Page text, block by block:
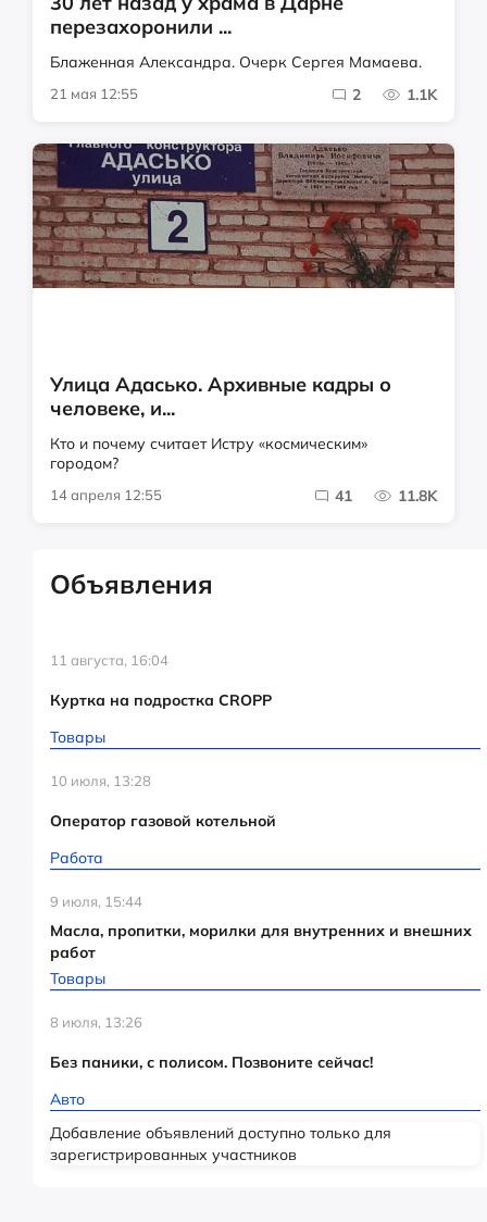
перезахоронили ...
Блаженная Александра. Очерк Сергея Мамаева.
21 мая 12:55 2 1.1K
Улица Адасько. Архивные кадры о
человеке, и...
Кто и почему считает Истру «космическим»
городом?
14 апреля 12:55 41 11.8K
Объявления
11 августа, 16:04
Куртка на подростка CROPP
Товары
10 июля, 13:28
Оператор газовой котельной
Работа
9 июля, 15:44
Масла, пропитки, морилки для внутренних и внешних
работ
Товары
8 июля, 13:26
Без паники, с полисом. Позвоните сейчас!
Авто
Добавление объявлений доступно только для
зарегистрированных участников